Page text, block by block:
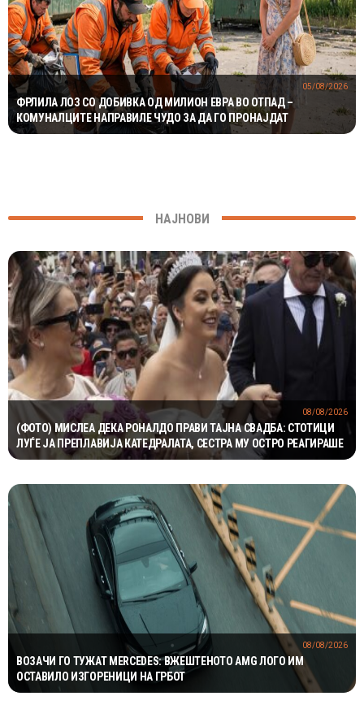
ФРЛИЛА ЛОЗ СО ДОБИВКА ОД МИЛИОН ЕВРА ВО ОТПАД –
КОМУНАЛЦИТЕ НАПРАВИЛЕ ЧУДО ЗА ДА ГО ПРОНАЈДАТ
05/08/2026
НАЈНОВИ
(ФОТО) МИСЛЕА ДЕКА РОНАЛДО ПРАВИ ТАЈНА СВАДБА: СТОТИЦИ
ЛУЃЕ ЈА ПРЕПЛАВИЈА КАТЕДРАЛАТА, СЕСТРА МУ ОСТРО РЕАГИРАШЕ
08/08/2026
ВОЗАЧИ ГО ТУЖАТ MERCEDES: ВЖЕШТЕНОТО AMG ЛОГО ИМ
ОСТАВИЛО ИЗГОРЕНИЦИ НА ГРБОТ
08/08/2026